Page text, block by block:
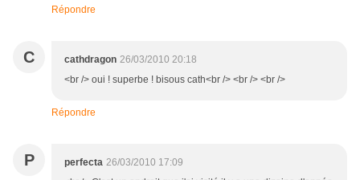
Répondre
C cathdragon 26/03/2010 20:18
<br /> oui ! superbe ! bisous cath<br /> <br /> <br />
Répondre
P perfecta 26/03/2010 17:09